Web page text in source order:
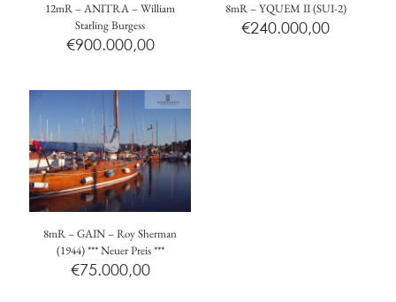
12mR – ANITRA – William
Starling Burgess
€900.000,00
8mR – YQUEM II (SUI-2)
€240.000,00
8mR – GAIN – Roy Sherman
(1944) *** Neuer Preis ***
€75.000,00